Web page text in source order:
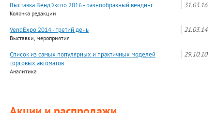
31.03.16
Выставка ВендЭкспо 2016 - разнообразный вендинг
Колонка редакции
21.03.14
VendExpo 2014 - третий день
Выставки, мероприятия
29.10.10
Список из самых популярных и практичных моделей
торговых автоматов
Аналитика